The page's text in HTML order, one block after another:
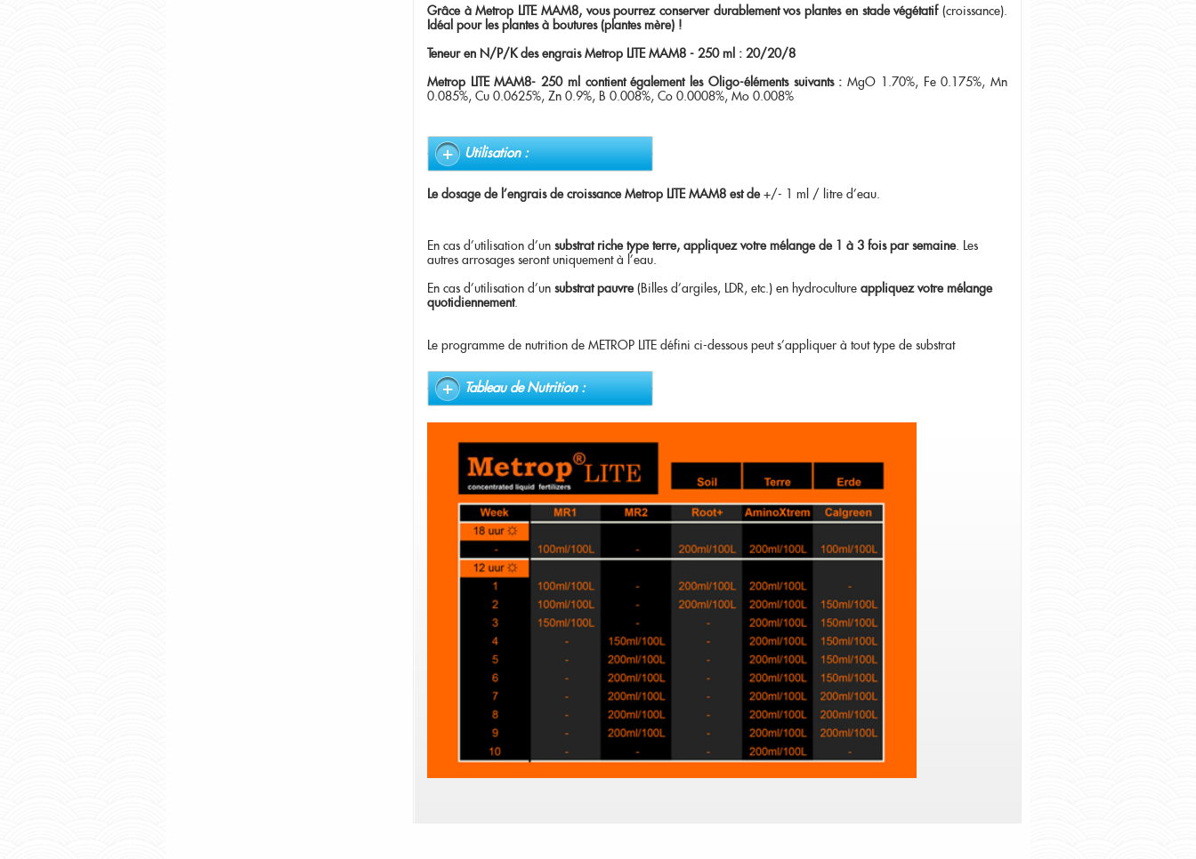
Grâce à Metrop LITE MAM8, vous pourrez conserver durablement vos plantes en stade végétatif(croissance).
Idéal pour les plantes à boutures (plantes mère) !
Teneur en N/P/K des engrais Metrop LITE MAM8 - 250 ml : 20/20/8
Metrop LITE MAM8- 250 ml contient également les Oligo-éléments suivants :MgO 1.70%, Fe 0.175%, Mn
0.085%, Cu 0.0625%, Zn 0.9%, B 0.008%, Co 0.0008%, Mo 0.008%
Utilisation :
Le dosage de l'engrais de croissance Metrop LITE MAM8 est de+/- 1 ml / litre d'eau.
En cas d'utilisation d'un substrat riche type terre, appliquez votre mélange de 1 à 3 fois par semaine. Les
autres arrosages seront uniquement à l'eau.
En cas d'utilisation d'un substrat pauvre(Billes d'argiles, LDR, etc.) en hydroculture appliquez votre mélange
quotidiennement.
Le programme de nutrition de METROP LITE défini ci-dessous peut s'appliquer à tout type de substrat
Tableau de Nutrition :